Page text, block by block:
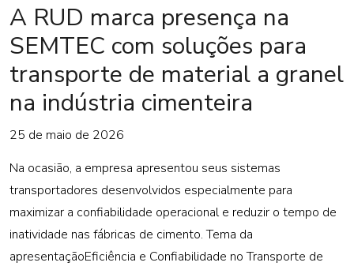
A RUD marca presença na
SEMTEC com soluções para
transporte de material a granel
na indústria cimenteira
25 de maio de 2026
Na ocasião, a empresa apresentou seus sistemas
transportadores desenvolvidos especialmente para
maximizar a confiabilidade operacional e reduzir o tempo de
inatividade nas fábricas de cimento. Tema da
apresentaçãoEficiência e Confiabilidade no Transporte de